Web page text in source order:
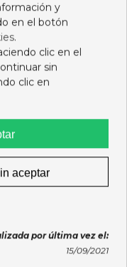
Miguel,
de A
de Servizos
y
en el botón
.
clic en el
sin
clic en
aceptar
por última vez el:
15/09/2021